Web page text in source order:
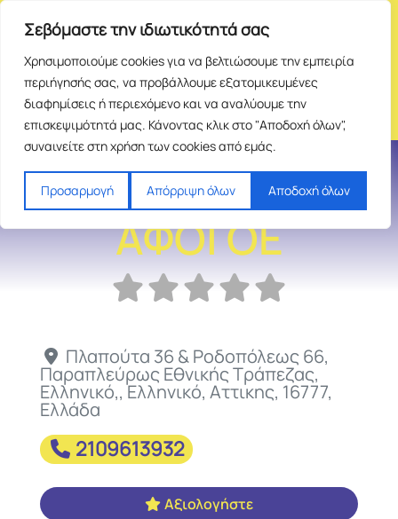
Σεβόμαστε την ιδιωτικότητά σας
Χρησιμοποιούμε cookies για να βελτιώσουμε την εμπειρία
περιήγησής σας, να προβάλλουμε εξατομικευμένες
διαφημίσεις ή περιεχόμενο και να αναλύουμε την
επισκεψιμότητά μας. Κάνοντας κλικ στο "Αποδοχή όλων",
συναινείτε στη χρήση των cookies από εμάς.
Προσαρμογή Απόρριψη όλων Αποδοχή όλων
ΑΝΑΓΝΩΣΤΟΥ
ΑΦΟΙ ΟΕ
Πλαπούτα 36 & Ροδοπόλεως 66,
Παραπλεύρως Εθνικής Τράπεζας,
Ελληνικό,,Ελληνικό, Αττικης, 16777,
Ελλάδα
2109613932
Αξιολογήστε